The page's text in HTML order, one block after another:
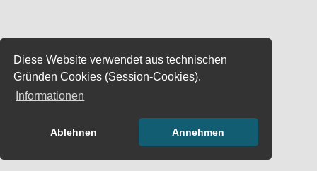
Diese Website verwendet aus technischen
Gründen Cookies (Session-Cookies).
Informationen
Ablehnen Annehmen